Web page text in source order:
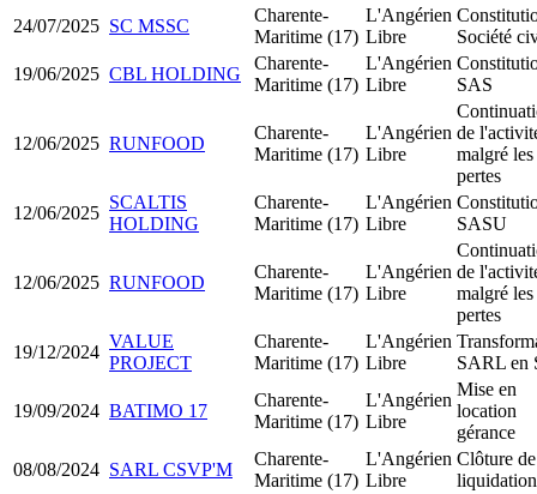
24/07/2025 SC MSSC
Charente-
Maritime (17)
L'Angérien
Libre
Société
19/06/2025 CBL HOLDING
Charente-
Maritime (17)
L'Angérien
Libre
SAS
12/06/2025 RUNFOOD
Charente-
Maritime (17)
L'Angérien
Libre
de
malgré les
pertes
12/06/2025
SCALTIS
HOLDING
Charente-
Maritime (17)
L'Angérien
Libre
SASU
12/06/2025 RUNFOOD
Charente-
Maritime (17)
L'Angérien
Libre
de
malgré les
pertes
19/12/2024
VALUE
PROJECT
Charente-
Maritime (17)
L'Angérien
Libre
SARL en
19/09/2024 BATIMO 17
Charente-
Maritime (17)
L'Angérien
Libre
Mise en
location
gérance
08/08/2024 SARL CSVP'M
Charente-
Maritime (17)
L'Angérien
Libre
Clôture de
liquidation